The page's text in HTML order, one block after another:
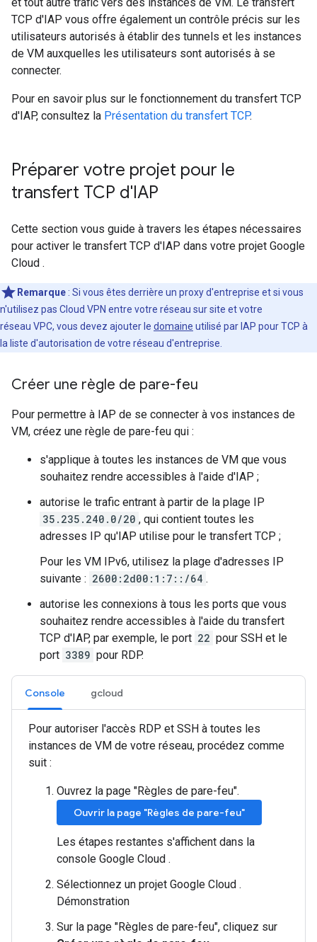
TCP d'IAP vous offre également un contrôle précis sur les
utilisateurs autorisés à établir des tunnels et les instances
de VM auxquelles les utilisateurs sont autorisés à se
connecter.
Pour en savoir plus sur le fonctionnement du transfert TCP
d'IAP, consultez la Présentation du transfert TCP.
Préparer votre projet pour le
transfert TCP d'IAP
Cette section vous guide à travers les étapes nécessaires
pour activer le transfert TCP d'IAP dans votre projet Google
Cloud .
Remarque : Si vous êtes derrière un proxy d'entreprise et si vous
n'utilisez pas Cloud VPN entre votre réseau sur site et votre
réseau VPC, vous devez ajouter le domaine utilisé par IAP pour TCP à
la liste d'autorisation de votre réseau d'entreprise.
Créer une règle de pare-feu
Pour permettre à IAP de se connecter à vos instances de
VM, créez une règle de pare-feu qui :
s'applique à toutes les instances de VM que vous
souhaitez rendre accessibles à l'aide d'IAP ;
autorise le trafic entrant à partir de la plage IP
35.235.240.0/20 , qui contient toutes les
adresses IP qu'IAP utilise pour le transfert TCP ;
Pour les VM IPv6, utilisez la plage d'adresses IP
suivante : 2600:2d00:1:7::/64 .
autorise les connexions à tous les ports que vous
souhaitez rendre accessibles à l'aide du transfert
TCP d'IAP, par exemple, le port 22 pour SSH et le
port 3389 pour RDP.
Console gcloud
Pour autoriser l'accès RDP et SSH à toutes les
instances de VM de votre réseau, procédez comme
suit :
Ouvrez la page "Règles de pare-feu".
Ouvrir la page "Règles de pare-feu"
Les étapes restantes s'affichent dans la
console Google Cloud .
Sélectionnez un projet Google Cloud .
Démonstration
Sur la page "Règles de pare-feu", cliquez sur